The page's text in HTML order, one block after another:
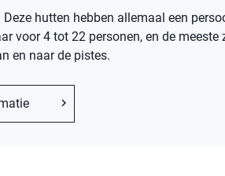
hutten hebben allemaal een
voor 4 tot 22 personen, en de
en naar de pistes.